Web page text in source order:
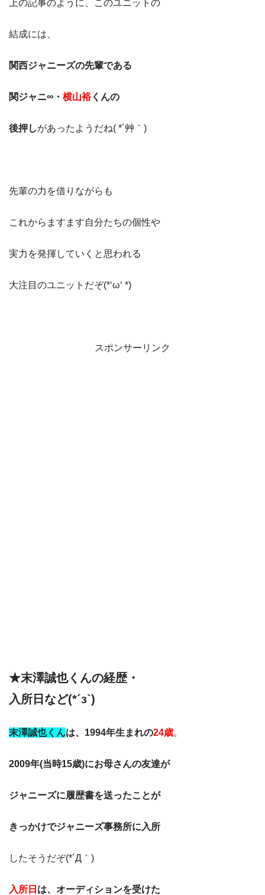
上の記事のように、このユニットの
結成には、
関西ジャニーズの先輩である
関ジャニ∞・ 横山裕くんの
後押しがあったようだね( *´艸｀)
先輩の力を借りながらも
これからますます自分たちの個性や
実力を発揮していくと思われる
大注目のユニットだぞ(*‘ω‘ *)
スポンサーリンク
★末澤誠也くんの経歴・
入所日など(*´з`)
末澤誠也くんは、1994年生まれの24歳。
2009年(当時15歳)にお母さんの友達が
ジャニーズに履歴書を送ったことが
きっかけでジャニーズ事務所に入所
したそうだぞ(*´Д｀)
入所日 は、オーディションを受けた